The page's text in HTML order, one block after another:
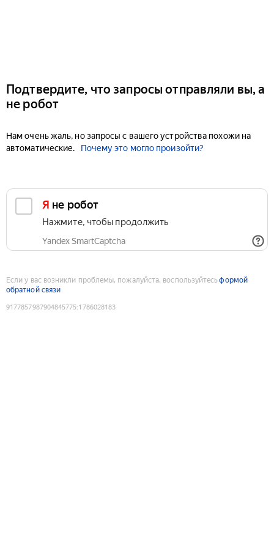
Подтвердите, что запросы отправляли вы, а
не робот
Нам очень жаль, но запросы с вашего устройства похожи на
автоматические.
Почему это могло произойти?
Я не робот
Нажмите, чтобы продолжить
Yandex SmartCaptcha
Если у вас возникли проблемы, пожалуйста, воспользуйтесьформой
обратной связи
9177857987904845775:1786028183